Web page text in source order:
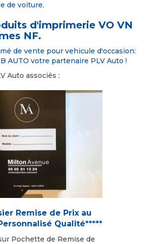
de voiture.
d'imprimerie VO VN
NF.
de vente pour vehicule d'occasion:
AUTO votre partenaire PLV Auto !
Auto associés :
Remise de Prix au
Qualité*****
Pochette de Remise de